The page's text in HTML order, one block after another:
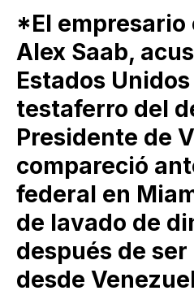
*El empresario
Alex Saab,
Estados
testaferro del
Presidente de
compareció
federal en
de lavado de
después de
desde